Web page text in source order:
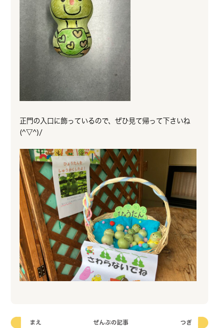
正門の入口に飾っているので、ぜひ見て帰って下さいね
(^▽^)/
まえ ぜんぶの記事 つぎ